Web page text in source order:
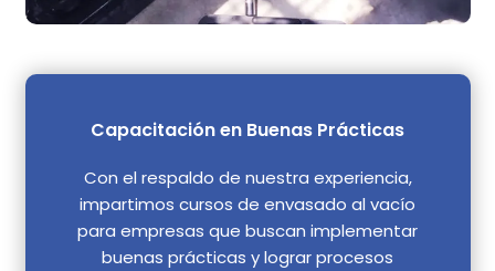
Capacitación en Buenas Prácticas
Con el respaldo de nuestra experiencia,
impartimos cursos de envasado al vacío
para empresas que buscan implementar
buenas prácticas y lograr procesos